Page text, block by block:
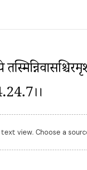
text view. Choose a